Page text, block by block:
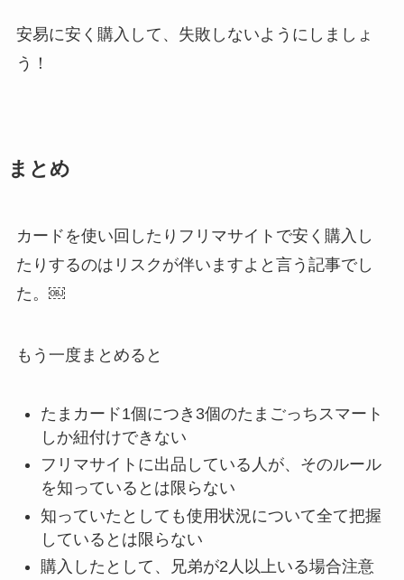
安易に安く購入して、失敗しないようにしましょ
う！
まとめ
カードを使い回したりフリマサイトで安く購入し
たりするのはリスクが伴いますよと言う記事でし
た。￼
もう一度まとめると
たまカード1個につき3個のたまごっちスマート
しか紐付けできない
フリマサイトに出品している人が、そのルール
を知っているとは限らない
知っていたとしても使用状況について全て把握
しているとは限らない
購入したとして、兄弟が2人以上いる場合注意